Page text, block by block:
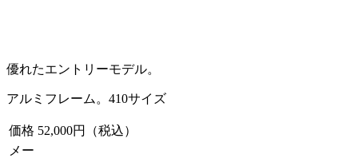
優れたエントリーモデル。
アルミフレーム。410サイズ
価格 52,000円（税込）
メー